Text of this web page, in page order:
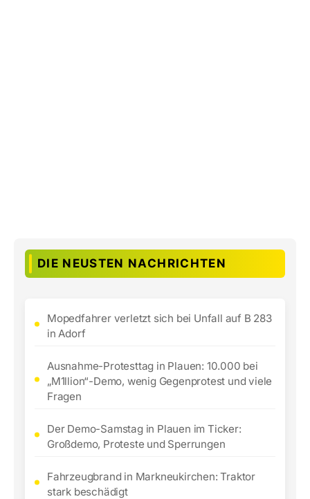
DIE NEUSTEN NACHRICHTEN
Mopedfahrer verletzt sich bei Unfall auf B 283
in Adorf
Ausnahme-Protesttag in Plauen: 10.000 bei
„M1llion“-Demo, wenig Gegenprotest und viele
Fragen
Der Demo-Samstag in Plauen im Ticker:
Großdemo, Proteste und Sperrungen
Fahrzeugbrand in Markneukirchen: Traktor
stark beschädigt